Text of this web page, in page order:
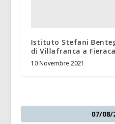
Istituto Stefani
di Villafranca a
10 Novembre 2021
07/08/